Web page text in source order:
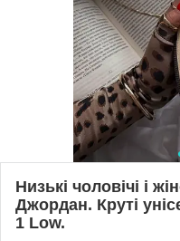
Низькі чоловічі і
Джордан. Круті
1 Low.